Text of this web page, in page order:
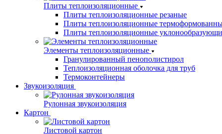
Плиты теплоизоляционные
Плиты теплоизоляционные резаные
Плиты теплоизоляционные
Плиты теплоизоляционные
Элементы теплоизоляционные
Гранулированный пенополистирол
Теплоизоляционная оболочка для труб
Термоконтейнеры
Звукоизоляция
Рулонная звукоизоляция
Картон
Листовой картон